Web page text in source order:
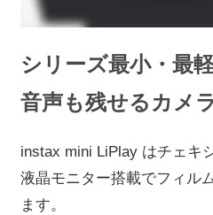
シリーズ最小・最
音声も残せるカメ
instax mini LiPlay はチェキ
液晶モニター搭載でフィル
ます。